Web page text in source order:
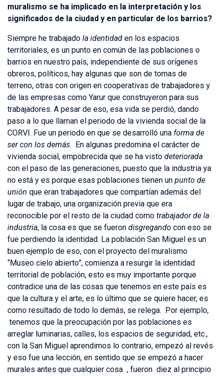
muralismo se ha implicado en la interpretación y los
significados de la ciudad y en particular de los barrios?
Siempre he trabajado la identidad en los espacios
territoriales, es un punto en común de las poblaciones o
barrios en nuestro país, independiente de sus orígenes
obreros, políticos, hay algunas que son de tomas de
terreno, otras con origen en cooperativas de trabajadores y
de las empresas como Yarur que construyeron para sus
trabajadores. A pesar de eso, esa vida se perdió, dando
paso a lo que llaman el periodo de la vivienda social de la
CORVI. Fue un periodo en que se desarrolló una forma de
ser con los demás. En algunas predomina el carácter de
vivienda social, empobrecida que se ha visto deteriorada
con el paso de las generaciones, puesto que la industria ya
no está y es porque esas poblaciones tienen un punto de
unión que eran trabajadores que compartían además del
lugar de trabajo, una organización previa que era
reconocible por el resto de la ciudad como trabajador de la
industria, la cosa es que se fueron disgregando con eso se
fue perdiendo la identidad. La población San Miguel es un
buen ejemplo de eso, con el proyecto del muralismo
“Museo cielo abierto”, comienza a resurgir la identidad
territorial de población, esto es muy importante porque
contradice una de las cosas que tenemos en este país es
que la cultura y el arte, es lo último que se quiere hacer, es
como resultado de todo lo demás, se relega. Por ejemplo,
tenemos que la preocupación por las poblaciones es
arreglar luminarias, calles, los espacios de seguridad, etc.,
con la San Miguel aprendimos lo contrario, empezó al revés
y eso fue una lección, en sentido que se empezó a hacer
murales antes que cualquier cosa , fueron diez al principio